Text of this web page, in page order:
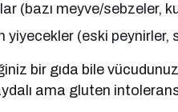
(bazı meyve/sebzeler,
yiyecekler (eski peynirler,
bir gıda bile
ama gluten